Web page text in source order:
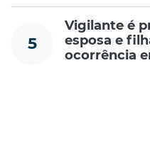
5
Vigilante é
esposa e
ocorrência